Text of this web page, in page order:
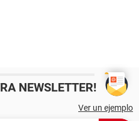
NEWSLETTER!
Ver un ejemplo